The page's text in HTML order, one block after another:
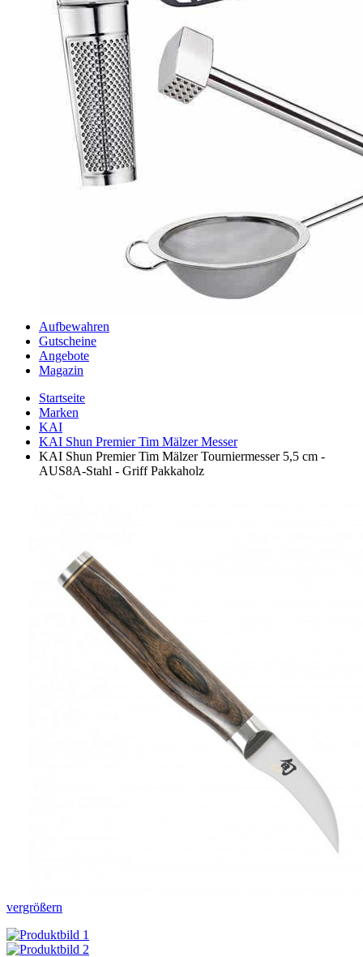
Aufbewahren
Gutscheine
Angebote
Magazin
Startseite
Marken
KAI
KAI Shun Premier Tim Mälzer Messer
KAI Shun Premier Tim Mälzer Tourniermesser 5,5 cm -
AUS8A-Stahl - Griff Pakkaholz
vergrößern